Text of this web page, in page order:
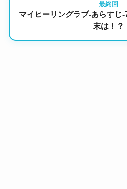
最終回
マイヒーリングラブ-あらすじ
末は！？